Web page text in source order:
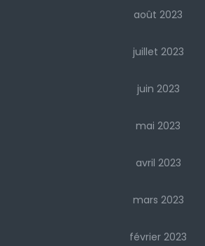
août 2023
juillet 2023
juin 2023
mai 2023
avril 2023
mars 2023
février 2023